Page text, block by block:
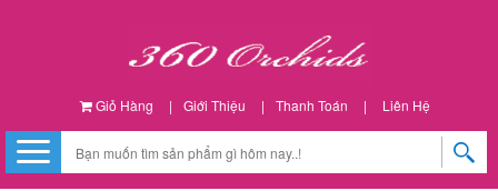
Giỏ Hàng | Giới Thiệu | Thanh Toán | Liên Hệ